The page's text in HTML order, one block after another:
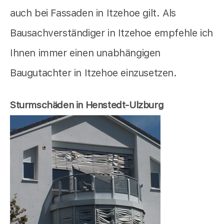
auch bei Fassaden in Itzehoe gilt. Als
Bausachverständiger in Itzehoe empfehle ich
Ihnen immer einen unabhängigen
Baugutachter in Itzehoe einzusetzen.
Sturmschäden in Henstedt-Ulzburg